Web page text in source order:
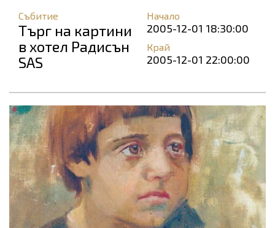
Събитие
Търг на картини
в хотел Радисън
SAS
Начало
2005-12-01 18:30:00
Край
2005-12-01 22:00:00